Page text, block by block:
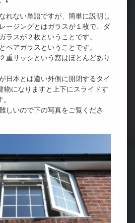
れない単語ですが、簡単に説明し
ージングとはガラスが１枚で、ダ
ラスが２枚ということです。
ペアガラスということです。
重サッシという窓はほとんどあり
日本とは違い外側に開閉するタイ
物になりますと上下にスライドす
しいので下の写真をご覧くださ